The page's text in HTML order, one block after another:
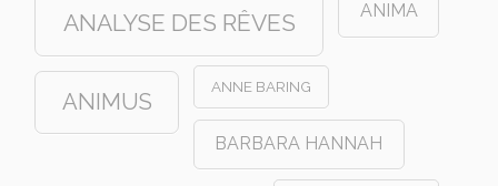
ANALYSE DES RÊVES ANIMA
ANIMUS
ANNE BARING
BARBARA HANNAH